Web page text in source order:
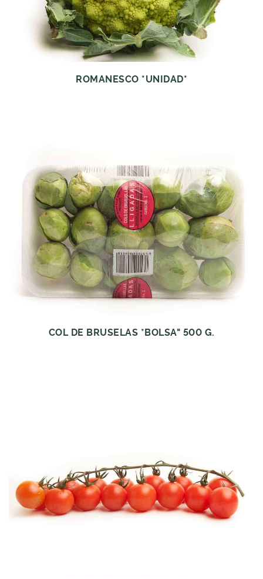
ROMANESCO *UNIDAD*
COL DE BRUSELAS *BOLSA" 500 G.